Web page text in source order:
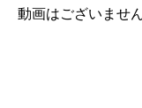
動画はございません